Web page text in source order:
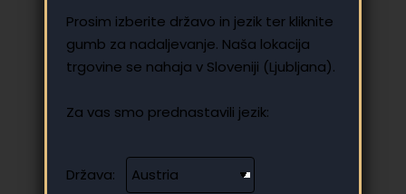
Prosim izberite državo in jezik ter kliknite
gumb za nadaljevanje. Naša lokacija
trgovine se nahaja v Sloveniji (Ljubljana).
Za vas smo prednastavili jezik:
Država: